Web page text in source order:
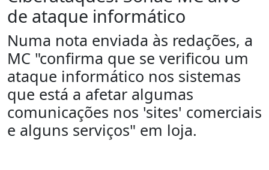
de ataque informático
Numa nota enviada às redações, a
MC "confirma que se verificou um
ataque informático nos sistemas
que está a afetar algumas
comunicações nos 'sites' comerciais
e alguns serviços" em loja.